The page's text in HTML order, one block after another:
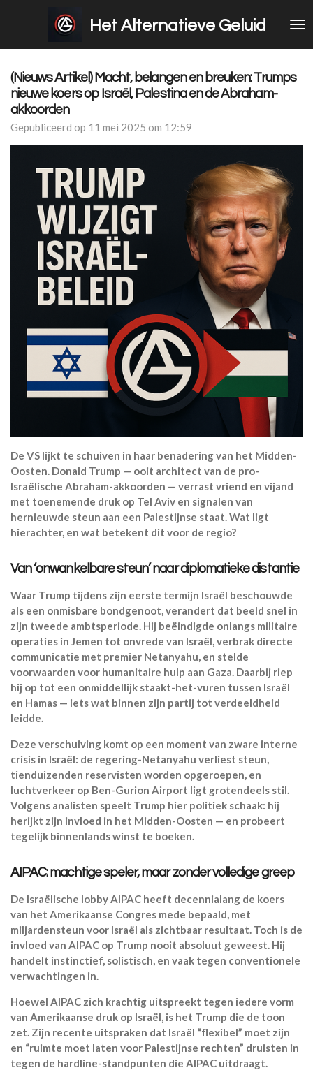
hoofdinhoud
Het Alternatieve Geluid
(Nieuws Artikel) Macht, belangen en breuken: Trumps
nieuwe koers op Israël, Palestina en de Abraham-
akkoorden
Gepubliceerd op 11 mei 2025 om 12:59
De VS lijkt te schuiven in haar benadering van het Midden-
Oosten. Donald Trump — ooit architect van de pro-
Israëlische Abraham-akkoorden — verrast vriend en vijand
met toenemende druk op Tel Aviv en signalen van
hernieuwde steun aan een Palestijnse staat. Wat ligt
hierachter, en wat betekent dit voor de regio?
Van ‘onwankelbare steun’ naar diplomatieke distantie
Waar Trump tijdens zijn eerste termijn Israël beschouwde
als een onmisbare bondgenoot, verandert dat beeld snel in
zijn tweede ambtsperiode. Hij beëindigde onlangs militaire
operaties in Jemen tot onvrede van Israël, verbrak directe
communicatie met premier Netanyahu, en stelde
voorwaarden voor humanitaire hulp aan Gaza. Daarbij riep
hij op tot een onmiddellijk staakt-het-vuren tussen Israël
en Hamas — iets wat binnen zijn partij tot verdeeldheid
leidde.
Deze verschuiving komt op een moment van zware interne
crisis in Israël: de regering-Netanyahu verliest steun,
tienduizenden reservisten worden opgeroepen, en
luchtverkeer op Ben-Gurion Airport ligt grotendeels stil.
Volgens analisten speelt Trump hier politiek schaak: hij
herijkt zijn invloed in het Midden-Oosten — en probeert
tegelijk binnenlands winst te boeken.
AIPAC: machtige speler, maar zonder volledige greep
De Israëlische lobby AIPAC heeft decennialang de koers
van het Amerikaanse Congres mede bepaald, met
miljardensteun voor Israël als zichtbaar resultaat. Toch is de
invloed van AIPAC op Trump nooit absoluut geweest. Hij
handelt instinctief, solistisch, en vaak tegen conventionele
verwachtingen in.
Hoewel AIPAC zich krachtig uitspreekt tegen iedere vorm
van Amerikaanse druk op Israël, is het Trump die de toon
zet. Zijn recente uitspraken dat Israël “flexibel” moet zijn
en “ruimte moet laten voor Palestijnse rechten” druisten in
tegen de hardline-standpunten die AIPAC uitdraagt.